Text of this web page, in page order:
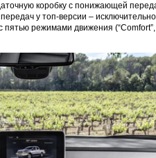
коробку с понижающей
у топ-версии – исключительно
режимами движения (“Comfort”,